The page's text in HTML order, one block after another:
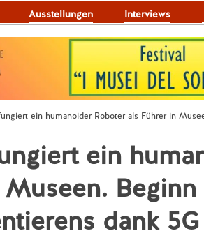
Ausstellungen Interviews
ein humanoider Roboter als Führer in
ein
Beginn
dank 5G